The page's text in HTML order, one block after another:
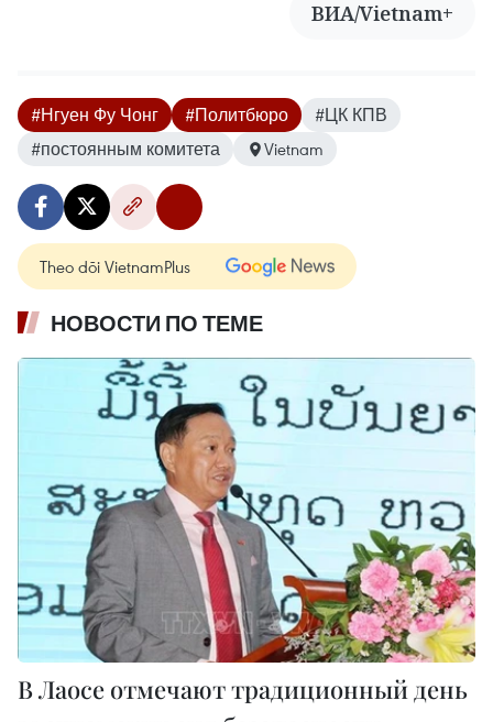
ВИА/Vietnam+
#Нгуен Фу Чонг #Политбюро
#ЦК КПВ
#постоянным комитета
Vietnam
Theo dõi VietnamPlus
НОВОСТИ ПО ТЕМЕ
В Лаосе отмечают традиционный день